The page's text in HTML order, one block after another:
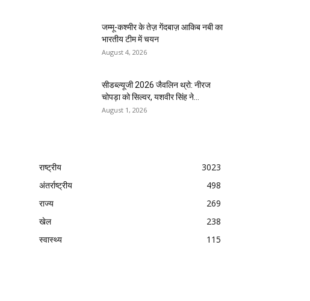
जम्मू-कश्मीर के तेज़ गेंदबाज़ आकिब नबी का
भारतीय टीम में चयन
August 4, 2026
सीडब्ल्यूजी 2026 जैवलिन थ्रो: नीरज
चोपड़ा को सिल्वर, यशवीर सिंह ने...
August 1, 2026
राष्ट्रीय
3023
अंतर्राष्ट्रीय
498
राज्य
269
खेल
238
स्वास्थ्य
115